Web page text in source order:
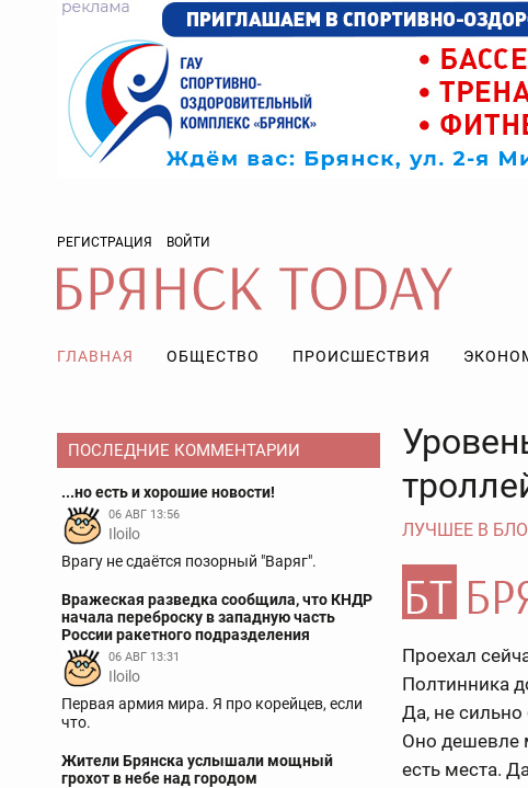
РЕГИСТРАЦИЯ ВОЙТИ
ГЛАВНАЯ ОБЩЕСТВО ПРОИСШЕСТВИЯ
ПОСЛЕДНИЕ КОММЕНТАРИИ
...но есть и хорошие новости!
06 АВГ 13:56
Iloilo
Врагу не сдаётся позорный "Варяг".
Вражеская разведка сообщила, что КНДР
начала переброску в западную часть
России ракетного подразделения
06 АВГ 13:31
Iloilo
Первая армия мира. Я про корейцев, если
что.
Жители Брянска услышали мощный
грохот в небе над городом
ЛУЧШЕЕ В
Проехал
Полтинника
Да, не сильно
Оно дешевле
есть места.